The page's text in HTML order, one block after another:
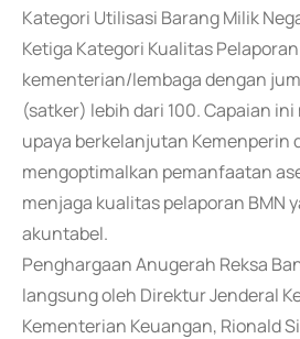
Kategori Utilisasi Barang Milik
Ketiga Kategori Kualitas
kementerian/lembaga dengan
(satker) lebih dari 100. Capaian
upaya berkelanjutan Kemenperin
mengoptimalkan pemanfaatan
menjaga kualitas pelaporan BMN
akuntabel.
Penghargaan Anugerah Reksa
langsung oleh Direktur Jenderal
Kementerian Keuangan, Rionald